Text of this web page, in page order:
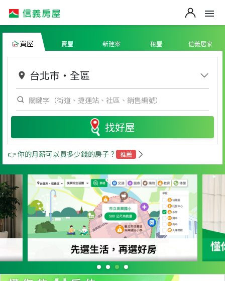
買屋 賣屋 新建案 租屋 信義居家
台北市 ・ 全區
找好屋
👉 你的月薪可以買多少錢的房子？ 推薦